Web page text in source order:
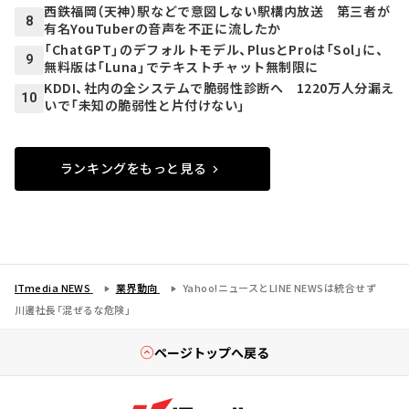
8
西鉄福岡（天神）駅などで意図しない駅構内放送 第三者が
有名YouTuberの音声を不正に流したか
9
「ChatGPT」のデフォルトモデル、PlusとProは「Sol」に、
無料版は「Luna」でテキストチャット無制限に
10
KDDI、社内の全システムで脆弱性診断へ 1220万人分漏え
いで「未知の脆弱性と片付けない」
ランキングをもっと見る
ITmedia NEWS 業界動向
Yahoo!ニュースとLINE NEWSは統合せず
川邊社長「混ぜるな危険」
ページトップへ戻る